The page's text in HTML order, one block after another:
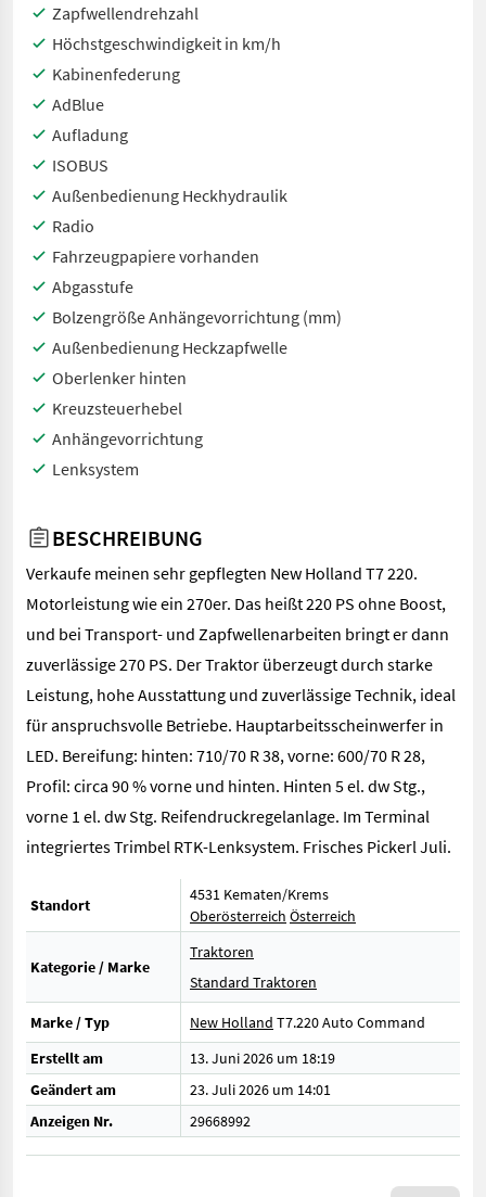
Zapfwellendrehzahl
Höchstgeschwindigkeit in km/h
Kabinenfederung
AdBlue
Aufladung
ISOBUS
Außenbedienung Heckhydraulik
Radio
Fahrzeugpapiere vorhanden
Abgasstufe
Bolzengröße Anhängevorrichtung (mm)
Außenbedienung Heckzapfwelle
Oberlenker hinten
Kreuzsteuerhebel
Anhängevorrichtung
Lenksystem
BESCHREIBUNG
Verkaufe meinen sehr gepflegten New Holland T7 220.
Motorleistung wie ein 270er. Das heißt 220 PS ohne Boost,
und bei Transport- und Zapfwellenarbeiten bringt er dann
zuverlässige 270 PS. Der Traktor überzeugt durch starke
Leistung, hohe Ausstattung und zuverlässige Technik, ideal
für anspruchsvolle Betriebe. Hauptarbeitsscheinwerfer in
LED. Bereifung: hinten: 710/70 R 38, vorne: 600/70 R 28,
Profil: circa 90 % vorne und hinten. Hinten 5 el. dw Stg.,
vorne 1 el. dw Stg. Reifendruckregelanlage. Im Terminal
integriertes Trimbel RTK-Lenksystem. Frisches Pickerl Juli.
Standort
4531 Kematen/Krems
Oberösterreich Österreich
Kategorie / Marke
Traktoren
Standard Traktoren
Marke / Typ New Holland T7.220 Auto Command
Erstellt am
13. Juni 2026 um 18:19
Geändert am
23. Juli 2026 um 14:01
Anzeigen Nr.
29668992